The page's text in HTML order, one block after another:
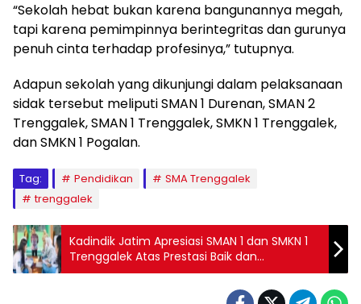
“Sekolah hebat bukan karena bangunannya megah,
tapi karena pemimpinnya berintegritas dan gurunya
penuh cinta terhadap profesinya,” tutupnya.
Adapun sekolah yang dikunjungi dalam pelaksanaan
sidak tersebut meliputi SMAN 1 Durenan, SMAN 2
Trenggalek, SMAN 1 Trenggalek, SMKN 1 Trenggalek,
dan SMKN 1 Pogalan.
Tag: Pendidikan
SMA Trenggalek
trenggalek
Kadindik Jatim Apresiasi SMAN 1 dan SMKN 1
Trenggalek Atas Prestasi Baik dan
Manajemen